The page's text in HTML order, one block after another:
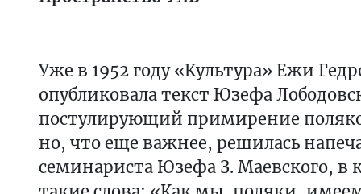
Уже в 1952 году «Культура» Ежи
опубликовала текст Юзефа
постулирующий примирение
но, что еще важнее, решилась
семинариста Юзефа З. Маевского, в